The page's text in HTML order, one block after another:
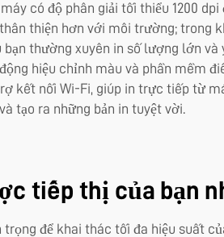
có độ phân giải tối thiểu 1200
thiện hơn với môi trường; trong
thường xuyên in số lượng lớn
hiệu chỉnh màu và phần mềm
kết nối Wi-Fi, giúp in trực tiếp từ
tạo ra những bản in tuyệt vời.
tiếp thị của bạn
để khai thác tối đa hiệu suất